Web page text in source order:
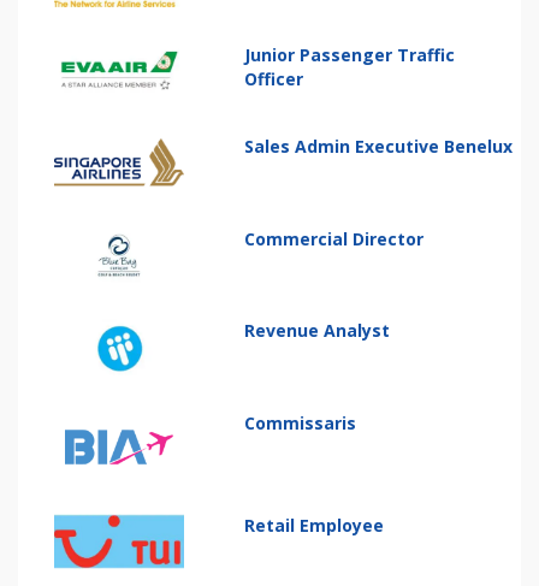
Junior Passenger Traffic
Officer
Sales Admin Executive Benelux
Commercial Director
Revenue Analyst
Commissaris
Retail Employee